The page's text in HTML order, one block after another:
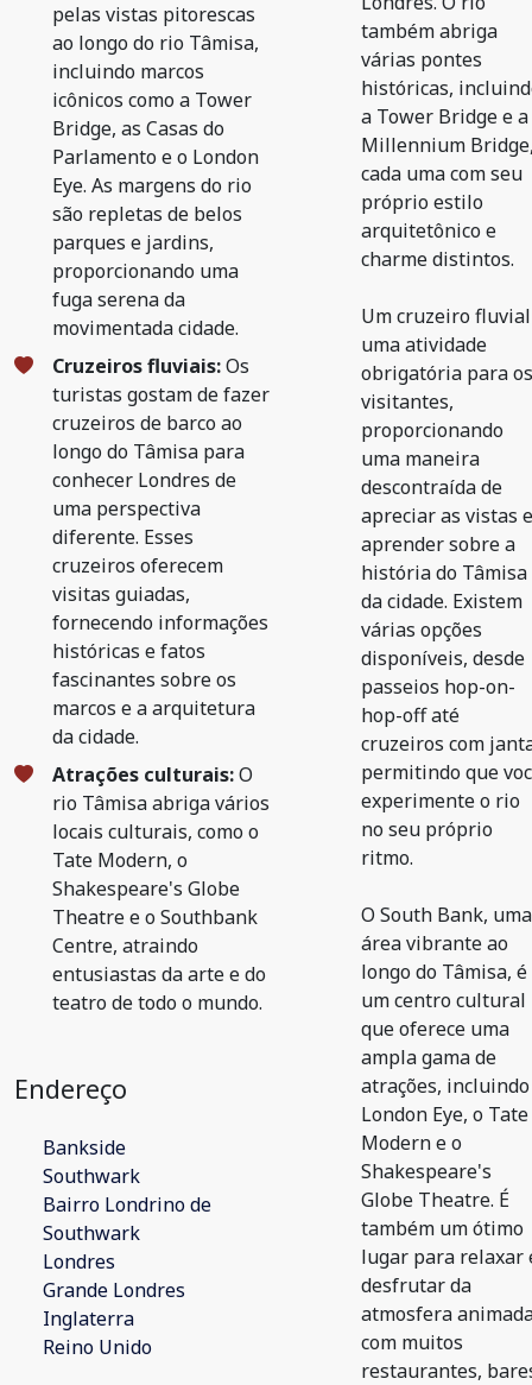
pelas vistas pitorescas
ao longo do rio Tâmisa,
incluindo marcos
icônicos como a Tower
Bridge, as Casas do
Parlamento e o London
Eye. As margens do rio
são repletas de belos
parques e jardins,
proporcionando uma
fuga serena da
movimentada cidade.
Cruzeiros fluviais:Os
turistas gostam de fazer
cruzeiros de barco ao
longo do Tâmisa para
conhecer Londres de
uma perspectiva
diferente. Esses
cruzeiros oferecem
visitas guiadas,
fornecendo informações
históricas e fatos
fascinantes sobre os
marcos e a arquitetura
da cidade.
Atrações culturais:O
rio Tâmisa abriga vários
locais culturais, como o
Tate Modern, o
Shakespeare's Globe
Theatre e o Southbank
Centre, atraindo
entusiastas da arte e do
teatro de todo o mundo.
Endereço
Bankside
Southwark
Bairro Londrino de
Southwark
Londres
Grande Londres
Inglaterra
Reino Unido
também abriga
várias pontes
históricas,
a Tower Bridge e a
Millennium
cada uma com seu
próprio estilo
arquitetônico e
charme distintos.
Um cruzeiro
uma atividade
obrigatória para os
visitantes,
proporcionando
uma maneira
descontraída de
apreciar as vistas e
aprender sobre a
história do Tâmisa
da cidade. Existem
várias opções
disponíveis, desde
passeios hop-on-
hop-off até
cruzeiros com
permitindo que
experimente o rio
no seu próprio
ritmo.
O South Bank, uma
área vibrante ao
longo do Tâmisa, é
um centro cultural
que oferece uma
ampla gama de
atrações,
London Eye, o Tate
Modern e o
Shakespeare's
Globe Theatre. É
também um ótimo
lugar para relaxar
desfrutar da
atmosfera
com muitos
restaurantes,